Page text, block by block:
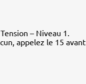
– Niveau 1.
appelez le 15 avant